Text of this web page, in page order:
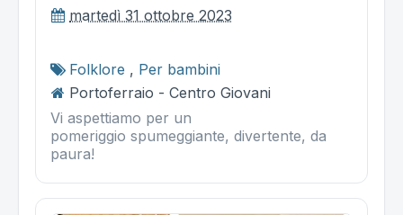
martedì 31 ottobre 2023
Folklore , Per bambini
Portoferraio - Centro Giovani
Vi aspettiamo per un
pomeriggio spumeggiante, divertente, da
paura!